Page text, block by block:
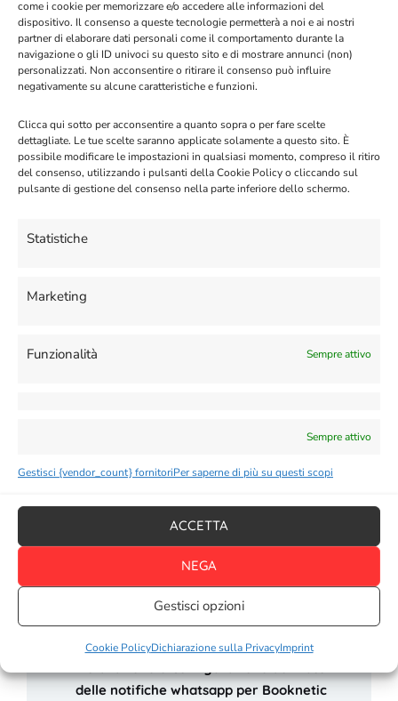
come i cookie per memorizzare e/o accedere alle informazioni del
dispositivo. Il consenso a queste tecnologie permetterà a noi e ai nostri
partner di elaborare dati personali come il comportamento durante la
navigazione o gli ID univoci su questo sito e di mostrare annunci (non)
personalizzati. Non acconsentire o ritirare il consenso può influire
negativamente su alcune caratteristiche e funzioni.
Clicca qui sotto per acconsentire a quanto sopra o per fare scelte
dettagliate. Le tue scelte saranno applicate solamente a questo sito. È
possibile modificare le impostazioni in qualsiasi momento, compreso il ritiro
del consenso, utilizzando i pulsanti della Cookie Policy o cliccando sul
pulsante di gestione del consenso nella parte inferiore dello schermo.
Statistiche
Marketing
Funzionalità Sempre attivo
Sempre attivo
Gestisci {vendor_count} fornitoriPer saperne di più su questi scopi
ACCETTA
NEGA
Gestisci opzioni
Cookie PolicyDichiarazione sulla PrivacyImprint
Changelog 17/04/2024
Configurare G-Maps Business
02/02/2024
Notifiche Whatsapp per Salon Boooking
System
23/10/2023
aggiornato al 2023)
Creazione e gestione della rubrica
Auto lettura, Autoswitch, Prefisso
12/01/2023
tuo Foglio di Google usando Whatsender
05/01/2023
Come integrare Whatsender nel proprio
negozio Shopify®
30/12/2022
delle notifiche whatsapp per Booknetic